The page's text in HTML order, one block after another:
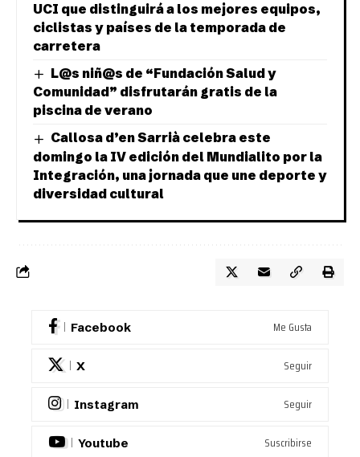
UCI que distinguirá a los mejores equipos,
ciclistas y países de la temporada de
carretera
L@s niñ@s de “Fundación Salud y
Comunidad” disfrutarán gratis de la
piscina de verano
Callosa d’en Sarrià celebra este
domingo la IV edición del Mundialito por la
Integración, una jornada que une deporte y
diversidad cultural
Facebook Me Gusta
X Seguir
Instagram Seguir
Youtube Suscribirse